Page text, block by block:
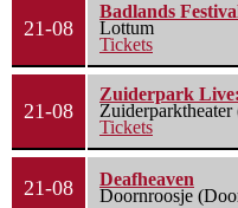
21-08
Badlands
Lottum
Tickets
21-08
Zuiderpark
Tickets
21-08
Deafheaven
Doornroosje